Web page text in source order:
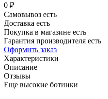
0 ₽
Самовывоз есть
Доставка есть
Покупка в магазине есть
Гарантия производителя есть
Оформить заказ
Характеристики
Описание
Отзывы
Еще высокие ботинки